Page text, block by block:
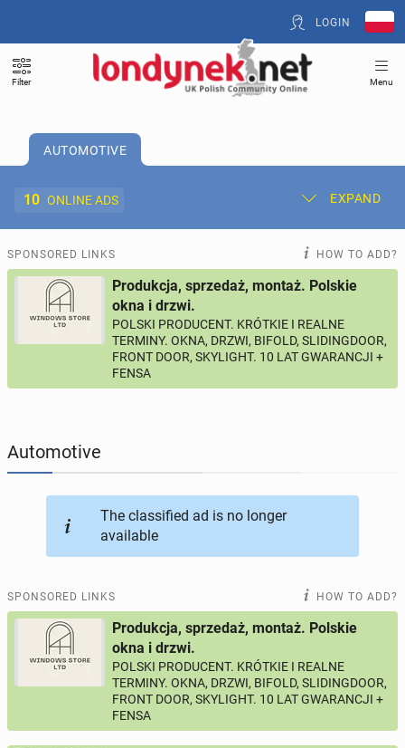
LOGIN
Filter Menu
AUTOMOTIVE
10 ONLINE ADS EXPAND
Post New Ad My Ads
Offer and Adverts Price
ACCOMMODATION 264online ads
JOBSEEKERS
AUTOMOTIVE
BUY & SELL 43online ads
PERSONALS
SPONSORED LINKS HOW TO ADD?
Produkcja, sprzedaż, montaż. Polskie
okna i drzwi.
POLSKI PRODUCENT. KRÓTKIE I REALNE
TERMINY. OKNA, DRZWI, BIFOLD, SLIDINGDOOR,
FRONT DOOR, SKYLIGHT. 10 LAT GWARANCJI +
FENSA
Automotive
The classified ad is no longer
available
SPONSORED LINKS HOW TO ADD?
Produkcja, sprzedaż, montaż. Polskie
okna i drzwi.
POLSKI PRODUCENT. KRÓTKIE I REALNE
TERMINY. OKNA, DRZWI, BIFOLD, SLIDINGDOOR,
FRONT DOOR, SKYLIGHT. 10 LAT GWARANCJI +
FENSA